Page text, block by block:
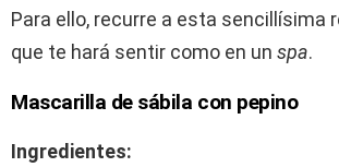
Para ello, recurre a esta sencillísima
que te hará sentir como en un spa.
Mascarilla de sábila con pepino
Ingredientes: